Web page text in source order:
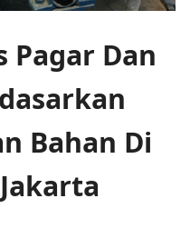
Pagar Dan
Bahan Di